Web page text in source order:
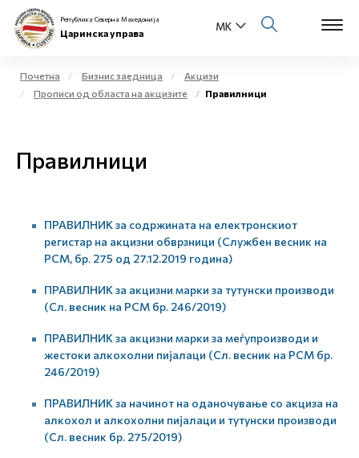
Физички лица
Е-Царина
Е-Весник
Република Северна Македонија
Царинска управа
Почетна Бизнис заедница
Акцизи
Прописи од областа на акцизите
Правилници
Правилници
ПРАВИЛНИК за содржината на електронскиот
регистар на акцизни обврзници (Службен весник на
РСМ, бр. 275 од 27.12.2019 година)
ПРАВИЛНИК за акцизни марки за тутунски производи
(Сл. весник на РСМ бр. 246/2019)
ПРАВИЛНИК за акцизни марки за меѓупроизводи и
жестоки алкохолни пијалаци (Сл. весник на РСМ бр.
246/2019)
ПРАВИЛНИК за начинот на оданочување со акциза на
алкохол и алкохолни пијалаци и тутунски производи
(Сл. весник бр. 275/2019)